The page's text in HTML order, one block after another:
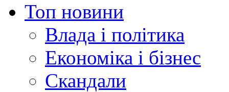
Топ новини
Влада і політика
Економіка і бізнес
Скандали